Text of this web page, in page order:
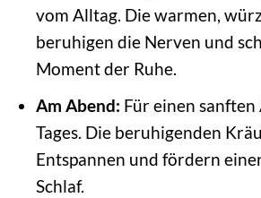
vom Alltag. Die warmen,
beruhigen die Nerven und
Moment der Ruhe.
Am Abend: Für einen sanften
Tages. Die beruhigenden
Entspannen und fördern
Schlaf.